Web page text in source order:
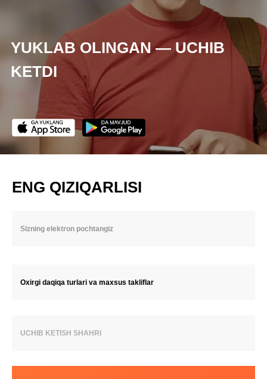
YUKLAB OLINGAN — UCHIB
KETDI
ENG QIZIQARLISI
Oxirgi daqiqa turlari va maxsus takliflar
UCHIB KETISH SHAHRI